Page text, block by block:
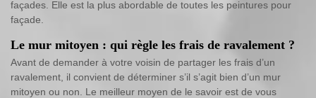
façades. Elle est la plus abordable de toutes les peintures pour
façade.
Le mur mitoyen : qui règle les frais de ravalement ?
Avant de demander à votre voisin de partager les frais d’un
ravalement, il convient de déterminer s’il s’agit bien d’un mur
mitoyen ou non. Le meilleur moyen de le savoir est de vous